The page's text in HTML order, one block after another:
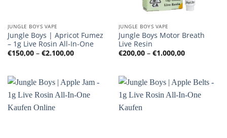
JUNGLE BOYS VAPE
Jungle Boys | Apricot Fumez
– 1g Live Rosin All-In-One
€150,00 – €2.100,00Preisspanne:
JUNGLE BOYS VAPE
Jungle Boys Motor Breath
Live Resin
€200,00 – €1.000,00